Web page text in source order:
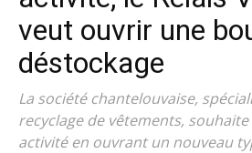
veut ouvrir une
déstockage
La société chantelouvaise,
recyclage de vêtements,
activité en ouvrant un nouveau